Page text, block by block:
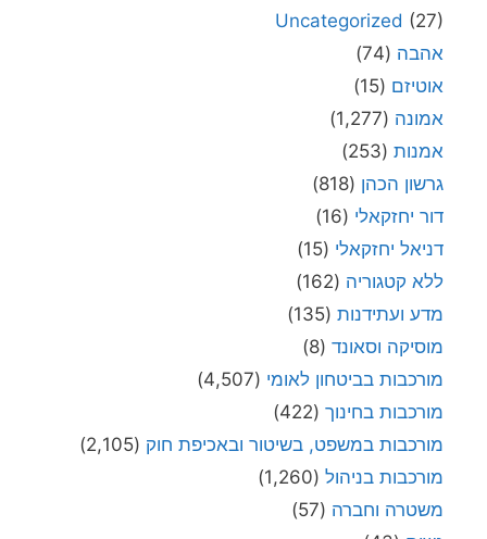
Uncategorized (27)
אהבה (74)
אוטיזם (15)
אמונה (1,277)
אמנות (253)
גרשון הכהן (818)
דור יחזקאלי (16)
דניאל יחזקאלי (15)
ללא קטגוריה (162)
מדע ועתידנות (135)
מוסיקה וסאונד (8)
מורכבות בביטחון לאומי (4,507)
מורכבות בחינוך (422)
מורכבות במשפט, בשיטור ובאכיפת חוק (2,105)
מורכבות בניהול (1,260)
משטרה וחברה (57)